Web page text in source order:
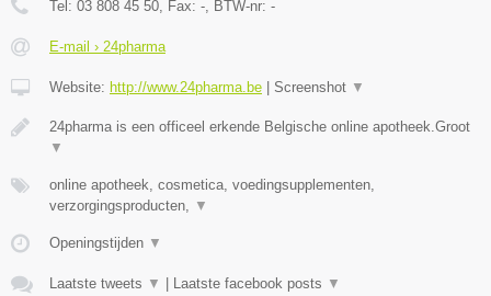
Tel: 03 808 45 50 , Fax: - , BTW-nr: -
E-mail › 24pharma
Website: http://www.24pharma.be Screenshot ▼
24pharma is een officeel erkende Belgische online apotheek.Groot
▼
online apotheek, cosmetica, voedingsupplementen,
verzorgingsproducten,
▼
Openingstijden ▼
Laatste tweets ▼ Laatste facebook posts ▼